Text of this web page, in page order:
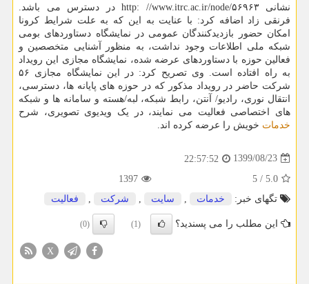
نشانی http: //www.itrc.ac.ir/node/۵۶۹۶۳ در دسترس می باشد.
فرنقی زاد اضافه کرد: با عنایت به این که به علت شرایط کرونا
امکان حضور بازدیدکنندگان عمومی در نمایشگاه دستاوردهای بومی
شبکه ملی اطلاعات وجود نداشت، به منظور آشنایی متخصصین و
فعالین حوزه با دستاوردهای عرضه شده، نمایشگاه مجازی این رویداد
به راه افتاده است. وی تصریح کرد: در این نمایشگاه مجازی ۵۶
شرکت حاضر در رویداد مذکور که در حوزه های پایانه ها، دسترسی،
انتقال نوری، رادیو/ آنتن، رابط شبکه، لبه/هسته و سامانه ها و شبکه
های اختصاصی فعالیت می نمایند، در یک ویدیوی تصویری، شرح
خدمات خویش را عرضه کرده اند.
1399/08/23
22:57:52
5.0
/
5
1397
تگهای خبر:
خدمات سایت شركت فعالیت
این مطلب را می پسندید؟ (1)
(0)
X